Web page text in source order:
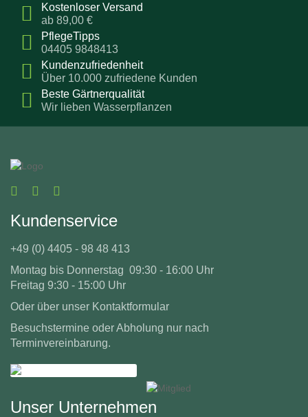
Kostenloser Versand
ab 89,00 €
PflegeTipps
04405 9848413
Kundenzufriedenheit
Über 10.000 zufriedene Kunden
Beste Gärtnerqualität
Wir lieben Wasserpflanzen
Kundenservice
+49 (0) 4405 - 98 48 413
Montag bis Donnerstag 09:30 - 16:00 Uhr
Freitag 9:30 - 15:00 Uhr
Oder über unser Kontaktformular
Besuchstermine oder Abholung nur nach
Terminvereinbarung.
Unser Unternehmen